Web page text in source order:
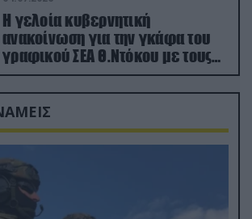
Η γελοία κυβερνητική
ανακοίνωση για την γκάφα του
γραφικού ΣΕΑ Θ.Ντόκου με τους
Ρώσους φαρσέρ